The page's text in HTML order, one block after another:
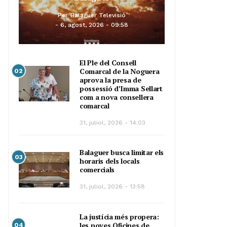
Per Balaguer Televisió
6, agost, 2026 - 09:58
02
El Ple del Consell
Comarcal de la Noguera
aprova la presa de
possessió d’Imma Sellart
com a nova consellera
comarcal
31, juliol, 2026 - 14:03
03
Balaguer busca limitar els
horaris dels locals
comercials
31, juliol, 2026 - 13:58
04
La justícia més propera: